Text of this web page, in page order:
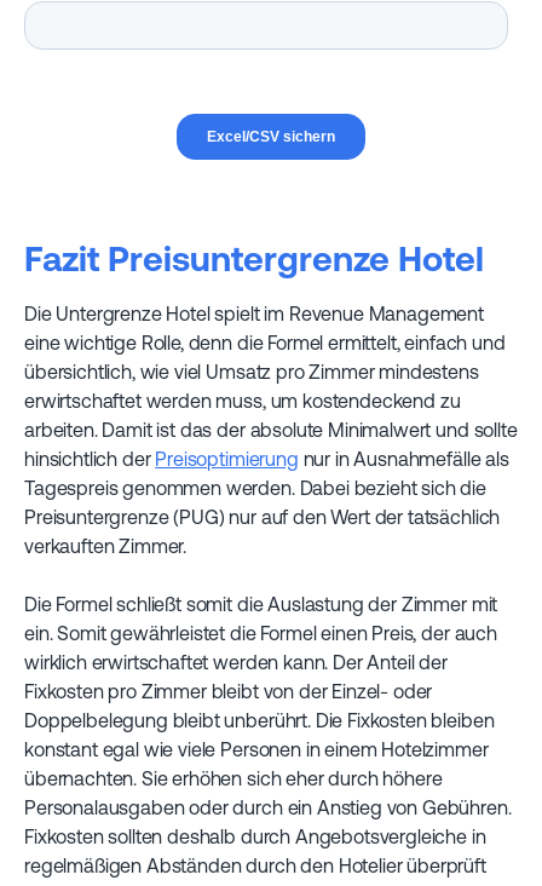
Fazit Preisuntergrenze Hotel
Die Untergrenze Hotel spielt im Revenue Management
eine wichtige Rolle, denn die Formel ermittelt, einfach und
übersichtlich, wie viel Umsatz pro Zimmer mindestens
erwirtschaftet werden muss, um kostendeckend zu
arbeiten. Damit ist das der absolute Minimalwert und sollte
hinsichtlich der Preisoptimierung nur in Ausnahmefälle als
Tagespreis genommen werden. Dabei bezieht sich die
Preisuntergrenze (PUG) nur auf den Wert der tatsächlich
verkauften Zimmer.
Die Formel schließt somit die Auslastung der Zimmer mit
ein. Somit gewährleistet die Formel einen Preis, der auch
wirklich erwirtschaftet werden kann. Der Anteil der
Fixkosten pro Zimmer bleibt von der Einzel- oder
Doppelbelegung bleibt unberührt. Die Fixkosten bleiben
konstant egal wie viele Personen in einem Hotelzimmer
übernachten. Sie erhöhen sich eher durch höhere
Personalausgaben oder durch ein Anstieg von Gebühren.
Fixkosten sollten deshalb durch Angebotsvergleiche in
regelmäßigen Abständen durch den Hotelier überprüft